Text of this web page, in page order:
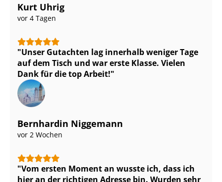
Kurt Uhrig
vor 4 Tagen
Unser Gutachten lag innerhalb weniger Tage
auf dem Tisch und war erste Klasse. Vielen
Dank für die top Arbeit!
Bernhardin Niggemann
vor 2 Wochen
Vom ersten Moment an wusste ich, dass ich
hier an der richtigen Adresse bin. Wurden sehr